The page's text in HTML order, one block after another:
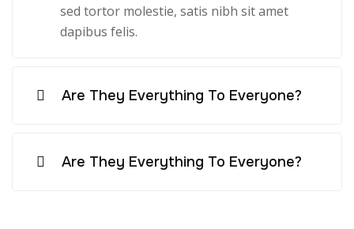
sed tortor molestie, satis nibh sit amet
dapibus felis.
Are They Everything To Everyone?
Are They Everything To Everyone?